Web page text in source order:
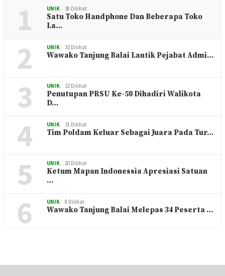
1 UNIK 38 Dilihat
Satu Toko Handphone Dan Beberapa Toko
La…
2 UNIK 33 Dilihat
Wawako Tanjung Balai Lantik Pejabat Admi…
3 UNIK 32 Dilihat
Penutupan PRSU Ke-50 Dihadiri Walikota
D…
4 UNIK 31 Dilihat
Tim Poldam Keluar Sebagai Juara Pada Tur…
5 UNIK 20 Dilihat
Ketum Mapan Indonessia Apresiasi Satuan
…
6 UNIK 8 Dilihat
Wawako Tanjung Balai Melepas 34 Peserta …